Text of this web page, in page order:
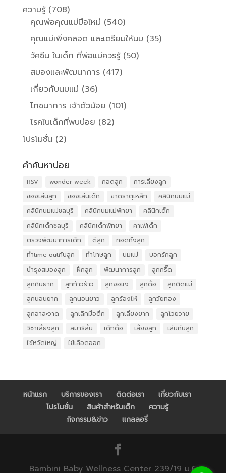
ความรู้(708)
คุณพ่อคุณแม่มือใหม่ (540)
คุณแม่เพิ่งคลอด และเตรียมให้นม (35)
วัคซีน ในเด็ก ที่พ่อแม่ควรรู้(50)
สมองและพัฒนาการ(417)
เกี่ยวกับนมแม่ (36)
โภชนาการ เจ้าตัวน้อย (101)
โรคในเด็กที่พบบ่อย (82)
โปรโมชั่น (2)
คำค้นหาบ่อย
RSV wonder week กอดลูก
การเลี้ยงลูก
ของเล่นลูก
ของเล่นเด็ก ขาดธาตุเหล็ก
คลินิกนมแม่
คลินิกนมแม่ชลบุรี
คลินิกนมแม่พัทยา
คลินิกเด็ก
คลินิกเด็กชลบุรี
คลินิกเด็กพัทยา
คาเฟ่เด็ก
ตรวจพัฒนาการเด็ก
ตีลูก
ทอดทิ้งลูก
ทำtime outกับลูก
ทำโทษลูก นมแม่
บอกรักลูก
บำรุงสมองลูก
ฝึกลูก พัฒนาการลูก
ลูกกรี๊ด
ลูกกินยาก
ลูกก้าวร้าว ลูกงอแง ลูกดื้อ
ลูกติดแม่
ลูกนอนยาก
ลูกนอนยาว ลูกร้องไห้
ลูกวัยทอง
ลูกอาละวาด
ลูกเลิกมื้อดึก ลูกเลี้ยงยาก
ลูกโวยวาย
วิชาเลี้ยงลูก
สมาธิสั้น เด็กดื้อ เลี้ยงลูก
เล่นกับลูก
ไข้หวัดใหญ่
ไข้เลือดออก
หน้าแรก บริการของเรา ติดต่อเรา
เกี่ยวกับเรา
โปรโมชั่น
สินค้าสำหรับเด็ก
ความรู้
กิจกรรม&ข่าว
แกลลอรี่
Bambini Baby Wellness Center 239/19 ม.6